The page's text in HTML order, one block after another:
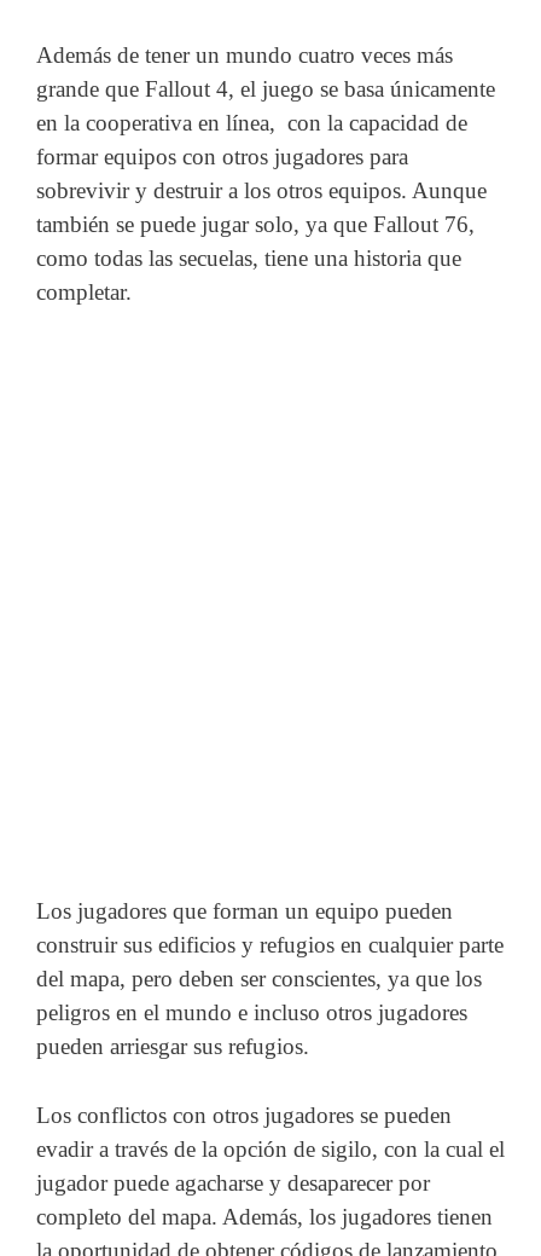
Además de tener un mundo cuatro veces más
grande que Fallout 4, el juego se basa únicamente
en la cooperativa en línea, con la capacidad de
formar equipos con otros jugadores para
sobrevivir y destruir a los otros equipos. Aunque
también se puede jugar solo, ya que Fallout 76,
como todas las secuelas, tiene una historia que
completar.
Los jugadores que forman un equipo pueden
construir sus edificios y refugios en cualquier parte
del mapa, pero deben ser conscientes, ya que los
peligros en el mundo e incluso otros jugadores
pueden arriesgar sus refugios.
Los conflictos con otros jugadores se pueden
evadir a través de la opción de sigilo, con la cual el
jugador puede agacharse y desaparecer por
completo del mapa. Además, los jugadores tienen
la oportunidad de obtener códigos de lanzamiento